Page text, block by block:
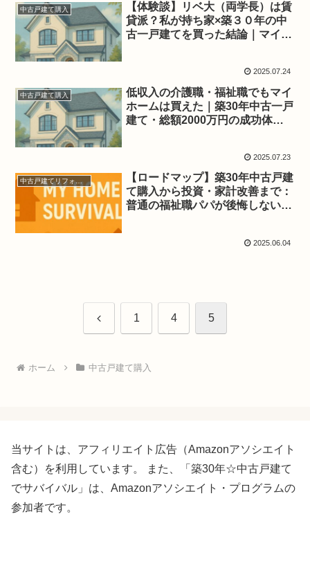
中古戸建て購入
【体験談】リベ大（両学長）は賃
貸派？私が持ち家×築３０年の中
古一戸建てを買った結論｜マイホ
2025.07.24
中古戸建て購入
低収入の介護職・福祉職でもマイ
ホームは買えた｜築30年中古一戸
建て・総額2000万円の成功体験
2025.07.23
中古戸建てリフォーム
【ロードマップ】築30年中古戸建
て購入から投資・家計改善まで：
普通の福祉職パパが後悔しないた
2025.06.04
前 1 4 5
ホーム 中古戸建て購入
当サイトは、アフィリエイト広告（Amazonアソシエイト
含む）を利用しています。 また、「築30年☆中古戸建て
でサバイバル」は、Amazonアソシエイト・プログラムの
参加者です。